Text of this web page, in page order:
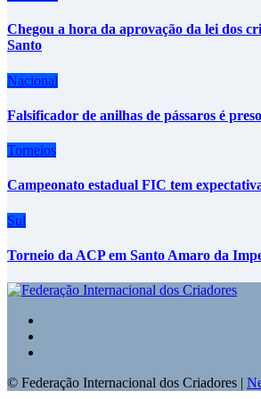
Chegou a hora da aprovação da lei dos
Santo
Nacional
Falsificador de anilhas de pássaros é
Torneios
Campeonato estadual FIC tem
Sul
Torneio da ACP em Santo Amaro da
© Federação Internacional dos Criadores |